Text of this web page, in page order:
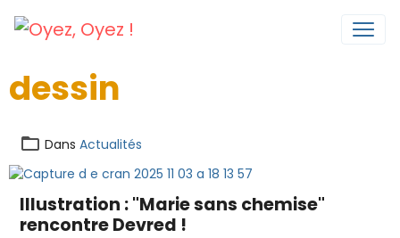
dessin
Dans Actualités
Illustration : "Marie sans chemise"
rencontre Devred !